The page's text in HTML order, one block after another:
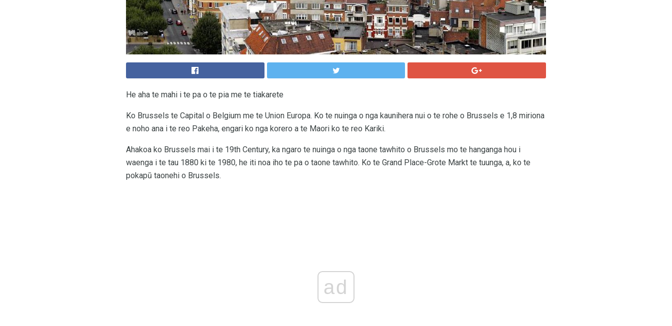
He aha te mahi i te pa o te pia me te tiakarete
Ko Brussels te Capital o Belgium me te Union Europa. Ko te nuinga o nga kaunihera nui o te rohe o Brussels e 1,8 miriona
e noho ana i te reo Pakeha, engari ko nga korero a te Maori ko te reo Kariki.
Ahakoa ko Brussels mai i te 19th Century, ka ngaro te nuinga o nga taone tawhito o Brussels mo te hanganga hou i
waenga i te tau 1880 ki te 1980, he iti noa iho te pa o taone tawhito. Ko te Grand Place-Grote Markt te tuunga, a, ko te
pokapū taonehi o Brussels.
ad